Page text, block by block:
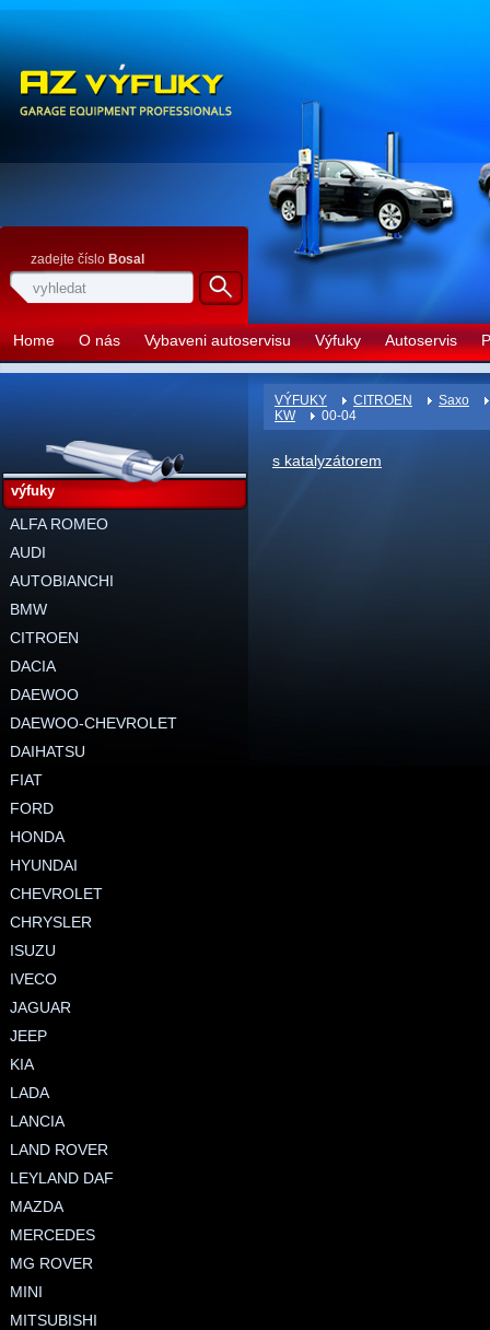
Home O nás Vybaveni autoservisu Výfuky Autoservis
zadejte číslo Bosal
VÝFUKY CITROEN
Saxo
KW
00-04
s katalyzátorem
výfuky
ALFA ROMEO
AUDI
AUTOBIANCHI
BMW
CITROEN
DACIA
DAEWOO
DAEWOO-CHEVROLET
DAIHATSU
FIAT
FORD
HONDA
HYUNDAI
CHEVROLET
CHRYSLER
ISUZU
IVECO
JAGUAR
JEEP
KIA
LADA
LANCIA
LAND ROVER
LEYLAND DAF
MAZDA
MERCEDES
MG ROVER
MINI
MITSUBISHI